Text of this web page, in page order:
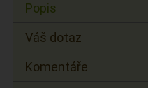
Popis
Váš dotaz
Komentáře